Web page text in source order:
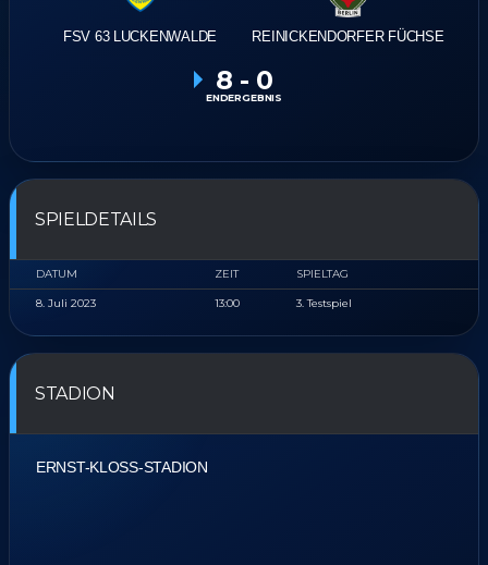
FSV 63 LUCKENWALDE REINICKENDORFER FÜCHSE
8 - 0
ENDERGEBNIS
SPIELDETAILS
DATUM ZEIT SPIELTAG
8. Juli 2023 13:00 3. Testspiel
STADION
ERNST-KLOSS-STADION